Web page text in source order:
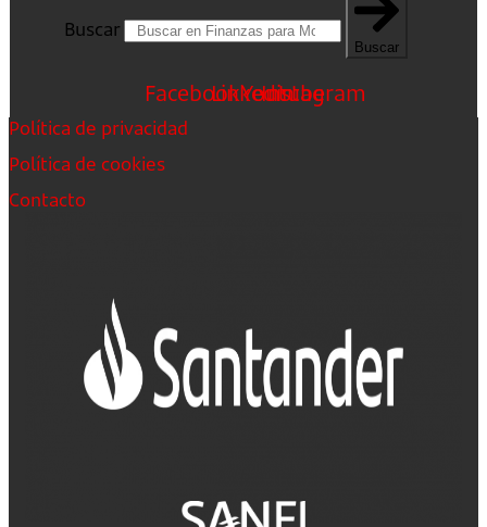
Buscar
Buscar
FacebookLinkedin
Youtube
Instagram
Política de privacidad
Política de cookies
Contacto